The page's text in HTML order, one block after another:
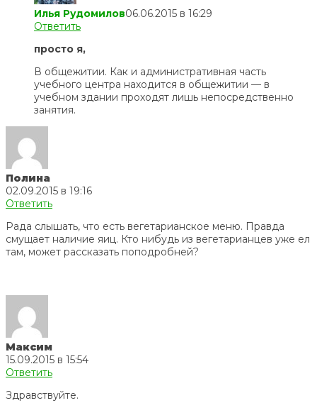
Илья Рудомилов06.06.2015 в 16:29
Ответить
просто я,
В общежитии. Как и административная часть
учебного центра находится в общежитии — в
учебном здании проходят лишь непосредственно
занятия.
Полина
02.09.2015 в 19:16
Ответить
Рада слышать, что есть вегетарианское меню. Правда
смущает наличие яиц. Кто нибудь из вегетарианцев уже ел
там, может рассказать поподробней?
Максим
15.09.2015 в 15:54
Ответить
Здравствуйте.